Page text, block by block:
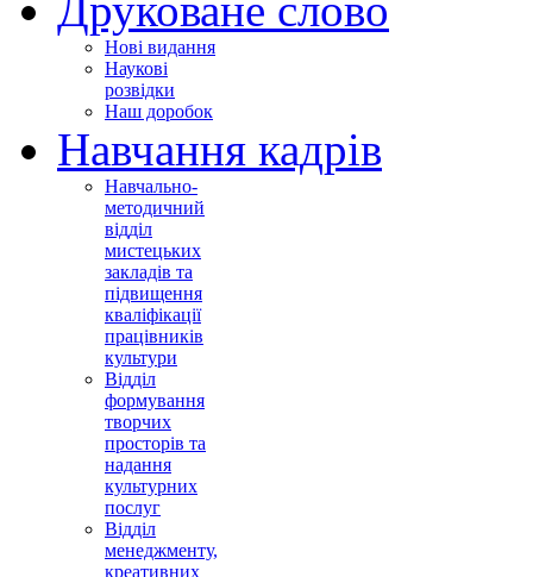
Нові видання
Наукові
розвідки
Наш доробок
Навчання кадрів
Навчально-
методичний
відділ
мистецьких
закладів та
підвищення
кваліфікації
працівників
культури
Відділ
формування
творчих
просторів та
надання
культурних
послуг
Відділ
менеджменту,
креативних